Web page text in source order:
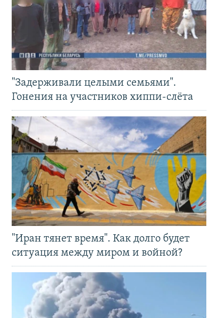
"Задерживали целыми семьями".
Гонения на участников хиппи-слёта
"Иран тянет время". Как долго будет
ситуация между миром и войной?